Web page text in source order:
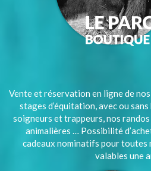
Vente et réservation en ligne de
stages d’équitation, avec ou
soigneurs et trappeurs, nos
animalières … Possibilité
cadeaux nominatifs pour toutes
valables une